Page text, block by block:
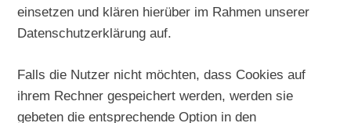
einsetzen und klären hierüber im Rahmen unserer
Datenschutzerklärung auf.
Falls die Nutzer nicht möchten, dass Cookies auf
ihrem Rechner gespeichert werden, werden sie
gebeten die entsprechende Option in den